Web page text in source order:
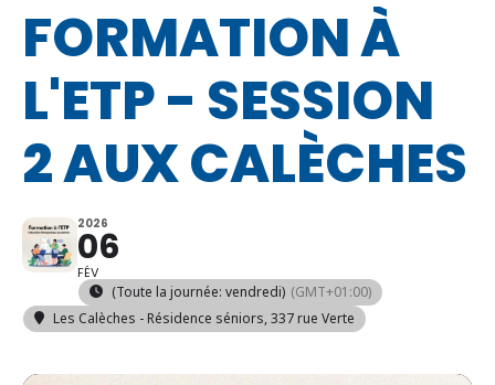
FORMATION À
L'ETP - SESSION
2 AUX CALÈCHES
2026
06
FÉV
(Toute la journée: vendredi) (GMT+01:00)
Les Calèches - Résidence séniors, 337 rue Verte